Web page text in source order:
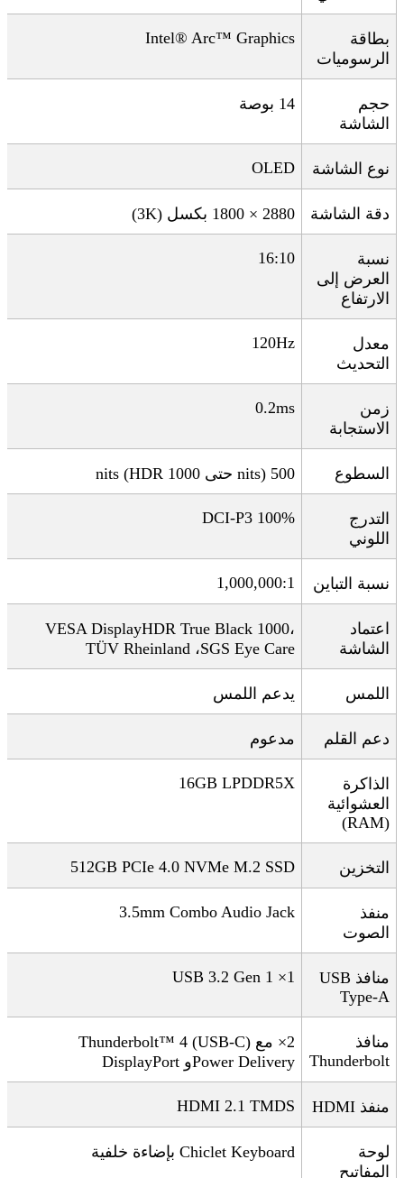
بطاقة
الرسوميات
Intel® Arc™ Graphics
حجم
الشاشة
14 بوصة
نوع الشاشة OLED
دقة الشاشة 2880 × 1800 بكسل (3K)
نسبة
العرض إلى
الارتفاع
16:10
معدل
التحديث
120Hz
زمن
الاستجابة
0.2ms
السطوع 500 nits (HDR حتى 1000 nits)
التدرج
اللوني
100% DCI-P3
نسبة التباين 1,000,000:1
اعتماد
الشاشة
VESA DisplayHDR True Black 1000،
TÜV Rheinland ،SGS Eye Care
اللمس يدعم اللمس
دعم القلم مدعوم
الذاكرة
العشوائية
(RAM)
16GB LPDDR5X
التخزين 512GB PCIe 4.0 NVMe M.2 SSD
منفذ
الصوت
3.5mm Combo Audio Jack
منافذ USB
Type-A
1× USB 3.2 Gen 1
منافذ
Thunderbolt
2× Thunderbolt™ 4 (USB-C)
مع
DisplayPort وPower Delivery
منفذ HDMI
HDMI 2.1 TMDS
لوحة
المفاتيح
Chiclet Keyboard بإضاءة خلفية